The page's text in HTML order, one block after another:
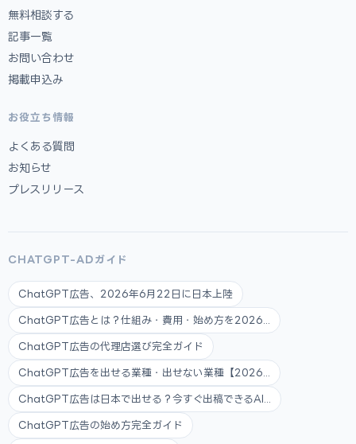
無料相談する
記事一覧
お問い合わせ
掲載申込み
お役立ち情報
よくある質問
お知らせ
プレスリリース
CHATGPT-ADガイド
ChatGPT広告、2026年6月22日に日本上陸
ChatGPT広告とは？仕組み・費用・始め方を2026...
ChatGPT広告の代理店選び完全ガイド
ChatGPT広告を出せる業種・出せない業種【2026...
ChatGPT広告は日本で出せる？今すぐ出稿できるAI...
ChatGPT広告の始め方完全ガイド